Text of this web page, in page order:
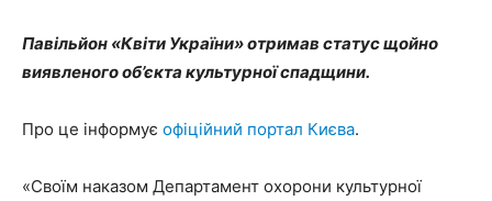
Павільйон «Квіти України» отримав статус щойно
виявленого об’єкта культурної спадщини.
Про це інформує офіційний портал Києва.
«Своїм наказом Департамент охорони культурної